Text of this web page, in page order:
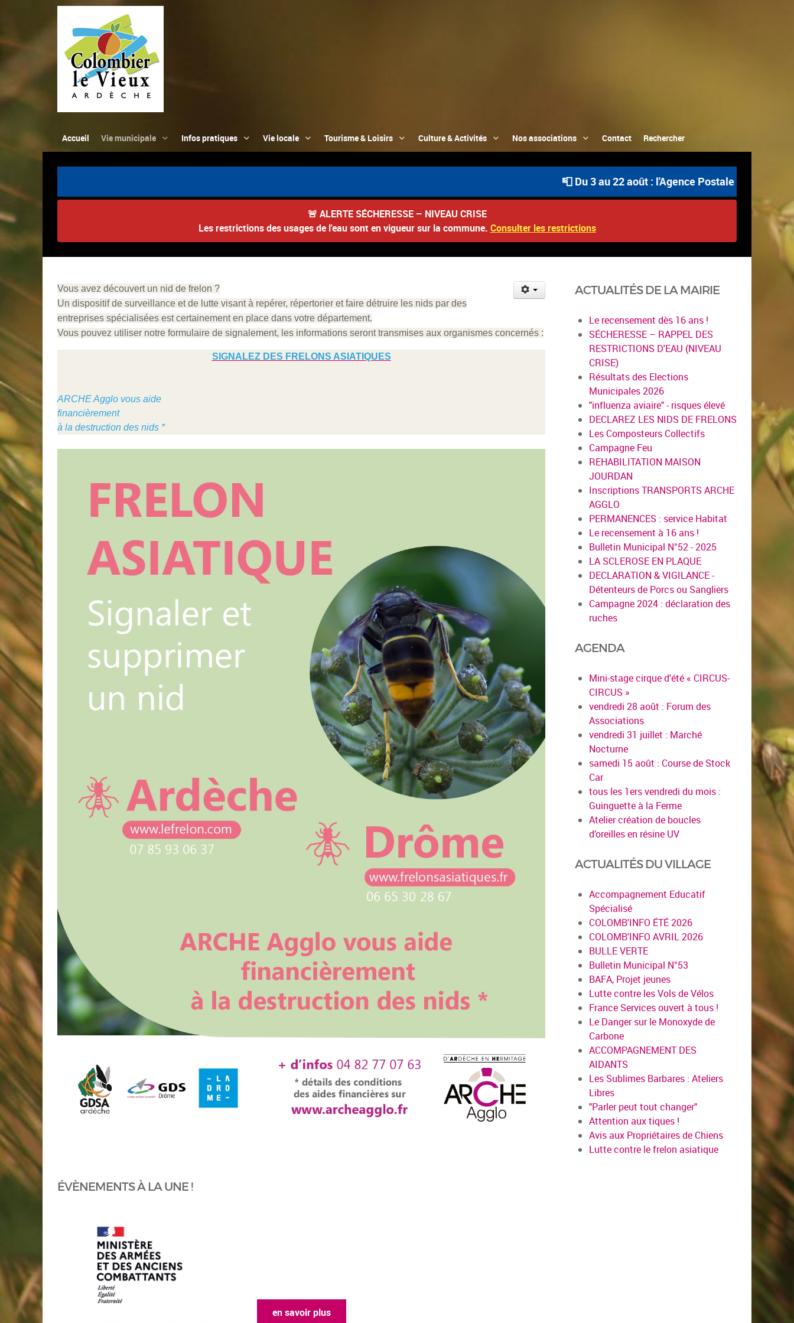
Accueil Vie municipale Infos pratiques Vie locale Tourisme & Loisirs Culture & Activités Nos associations Contact Rechercher
📮 Du 3 au 22 août : l'Agence Postale Communale
🚨 ALERTE SÉCHERESSE – NIVEAU CRISE
Les restrictions des usages de l'eau sont en vigueur sur la commune. Consulter les restrictions
Vous avez découvert un nid de frelon ?
Un dispositif de surveillance et de lutte visant à repérer, répertorier et faire détruire les nids par des
entreprises spécialisées est certainement en place dans votre département.
Vous pouvez utiliser notre formulaire de signalement, les informations seront transmises aux organismes concernés :
SIGNALEZ DES FRELONS ASIATIQUES
ARCHE Agglo vous aide
financièrement
à la destruction des nids *
ÉVÈNEMENTS À LA UNE !
ACTUALITÉS DE LA MAIRIE
Le recensement dès 16 ans !
SÉCHERESSE – RAPPEL DES
RESTRICTIONS D'EAU (NIVEAU
CRISE)
Résultats des Elections
Municipales 2026
"influenza aviaire" - risques élevé
DECLAREZ LES NIDS DE FRELONS
Les Composteurs Collectifs
Campagne Feu
REHABILITATION MAISON
JOURDAN
Inscriptions TRANSPORTS ARCHE
AGGLO
PERMANENCES : service Habitat
Le recensement à 16 ans !
Bulletin Municipal N°52 - 2025
LA SCLEROSE EN PLAQUE
DECLARATION & VIGILANCE -
Détenteurs de Porcs ou Sangliers
Campagne 2024 : déclaration des
ruches
AGENDA
Mini-stage cirque d'été « CIRCUS-
CIRCUS »
vendredi 28 août : Forum des
Associations
vendredi 31 juillet : Marché
Nocturne
samedi 15 août : Course de Stock
Car
tous les 1ers vendredi du mois :
Guinguette à la Ferme
Atelier création de boucles
d’oreilles en résine UV
ACTUALITÉS DU VILLAGE
Accompagnement Educatif
Spécialisé
COLOMB'INFO ÉTÉ 2026
COLOMB'INFO AVRIL 2026
BULLE VERTE
Bulletin Municipal N°53
BAFA, Projet jeunes
Lutte contre les Vols de Vélos
France Services ouvert à tous !
Le Danger sur le Monoxyde de
Carbone
ACCOMPAGNEMENT DES
AIDANTS
Les Sublimes Barbares : Ateliers
Libres
"Parler peut tout changer"
Attention aux tiques !
Avis aux Propriétaires de Chiens
Lutte contre le frelon asiatique